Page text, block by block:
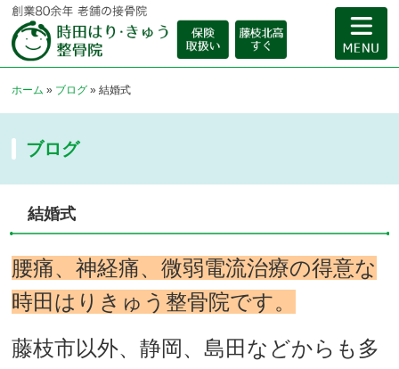
ホーム » ブログ »結婚式
ブログ
結婚式
腰痛、神経痛、微弱電流治療の得意な
時田はりきゅう整骨院です。
藤枝市以外、静岡、島田などからも多